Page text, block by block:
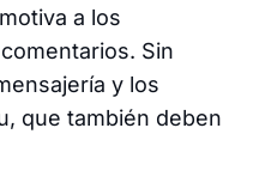
a los
Sin
y los
que también deben